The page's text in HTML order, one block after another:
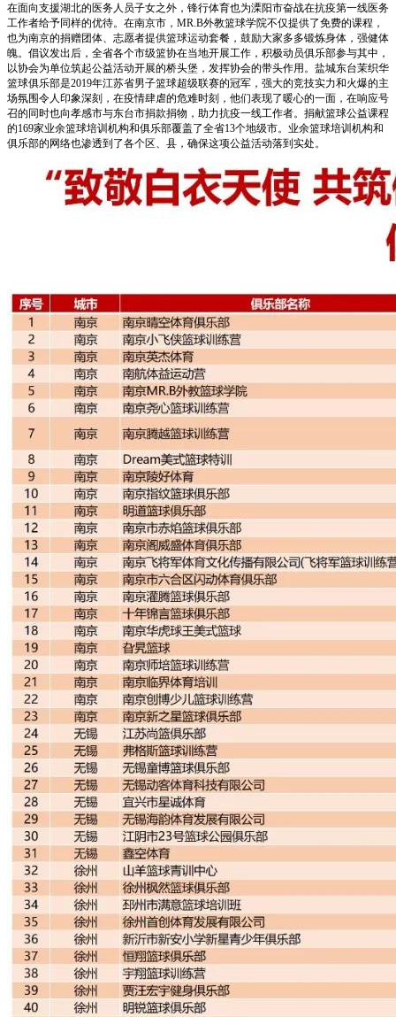
在面向支援湖北的医务人员子女之外，锋行体育也为溧阳市奋战在抗疫第一线医务
工作者给予同样的优待。在南京市，MR.B外教篮球学院不仅提供了免费的课程，
也为南京的捐赠团体、志愿者提供篮球运动套餐，鼓励大家多多锻炼身体，强健体
魄。倡议发出后，全省各个市级篮协在当地开展工作，积极动员俱乐部参与其中，
以协会为单位筑起公益活动开展的桥头堡，发挥协会的带头作用。盐城东台茉织华
篮球俱乐部是2019年江苏省男子篮球超级联赛的冠军，强大的竞技实力和火爆的主
场氛围令人印象深刻，在疫情肆虐的危难时刻，他们表现了暖心的一面，在响应号
召的同时也向孝感市与东台市捐款捐物，助力抗疫一线工作者。捐献篮球公益课程
的169家业余篮球培训机构和俱乐部覆盖了全省13个地级市。业余篮球培训机构和
俱乐部的网络也渗透到了各个区、县，确保这项公益活动落到实处。